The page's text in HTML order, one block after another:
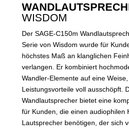
WISDOM
Der SAGE-C150m
Serie von Wisdom wurde für
höchstes Maß an klanglichen
verlangen. Er kombiniert
Wandler-Elemente auf eine
Leistungsvorteile voll ausschöpft.
Wandlautsprecher bietet eine
für Kunden, die einen audiophilen
Lautsprecher benötigen, der sich